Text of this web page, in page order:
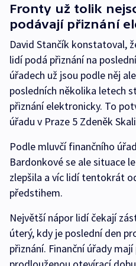
Fronty už tolik
podávají přiznání
David Stančík konstatoval,
lidí podá přiznání na
úřadech už jsou podle něj
posledních několika letech
přiznání elektronicky. To
úřadu v Praze 5 Zdeněk
Podle mluvčí finančního
Bardonkové se ale situace
zlepšila a víc lidí tentokrát
předstihem.
Největší nápor lidí čekají
úterý, kdy je poslední den
přiznání. Finanční úřady